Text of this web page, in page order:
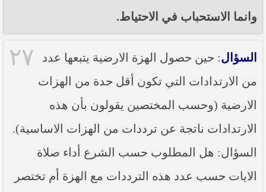
وانما الاستحباب في الاحتياط.
٢٧ السؤال: حين حصول الهزة الارضية يتبعها عدد
من الارتدادات التي تكون أقل حدة من الهزات
الارضية (وحسب المختصين يقولون بأن هذه
الارتدادات ناتجة عن ترددات من الهزات الاساسية).
السؤال: هل المطلوب حسب الشرع أداء صلاة
الايات حسب عدد هذه الترددات مع الهزة أم تختصر